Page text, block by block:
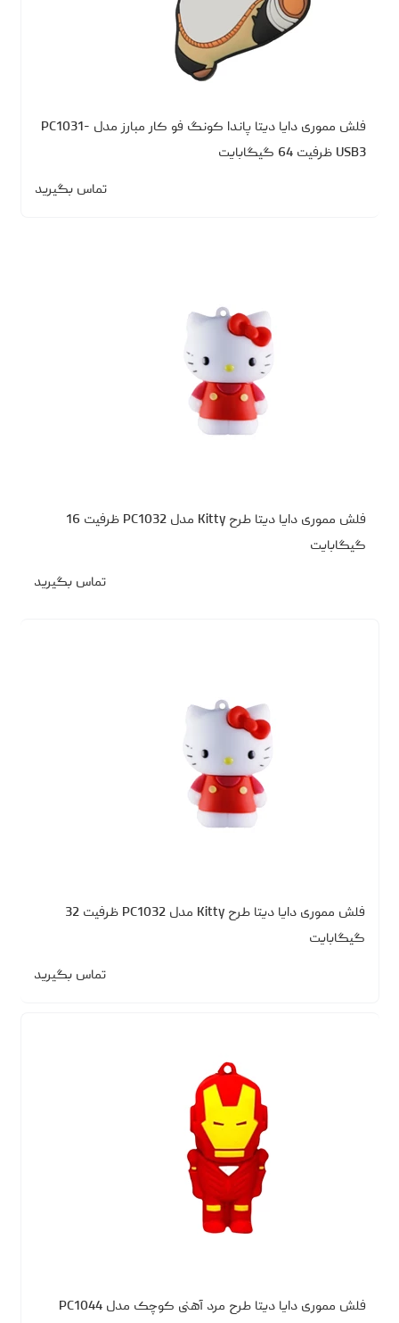
فلش مموری دایا دیتا پاندا کونگ فو کار مبارز مدل PC1031-
USB3 ظرفیت 64 گیگابایت
تماس بگیرید
فلش مموری دایا دیتا طرح Kitty مدل PC1032 ظرفیت 16
گیگابایت
تماس بگیرید
فلش مموری دایا دیتا طرح Kitty مدل PC1032 ظرفیت 32
گیگابایت
تماس بگیرید
فلش مموری دایا دیتا طرح مرد آهنی کوچک مدل PC1044